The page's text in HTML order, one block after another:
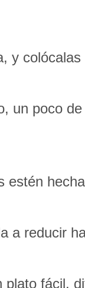
y
un poco
estén
a reducir
fácil,